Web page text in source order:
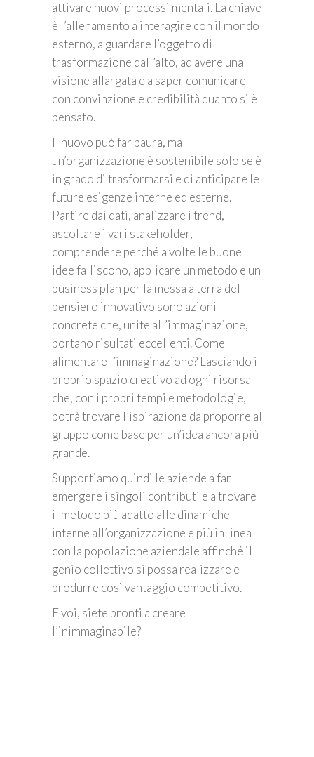
attivare nuovi processi mentali. La chiave
è l’allenamento a interagire con il mondo
esterno, a guardare l’oggetto di
trasformazione dall’alto, ad avere una
visione allargata e a saper comunicare
con convinzione e credibilità quanto si è
pensato.
Il nuovo può far paura, ma
un’organizzazione è sostenibile solo se è
in grado di trasformarsi e di anticipare le
future esigenze interne ed esterne.
Partire dai dati, analizzare i trend,
ascoltare i vari stakeholder,
comprendere perché a volte le buone
idee falliscono, applicare un metodo e un
business plan per la messa a terra del
pensiero innovativo sono azioni
concrete che, unite all’immaginazione,
portano risultati eccellenti. Come
alimentare l’immaginazione? Lasciando il
proprio spazio creativo ad ogni risorsa
che, con i propri tempi e metodologie,
potrà trovare l’ispirazione da proporre al
gruppo come base per un’idea ancora più
grande.
Supportiamo quindi le aziende a far
emergere i singoli contributi e a trovare
il metodo più adatto alle dinamiche
interne all’organizzazione e più in linea
con la popolazione aziendale affinché il
genio collettivo si possa realizzare e
produrre così vantaggio competitivo.
E voi, siete pronti a creare
l’inimmaginabile?